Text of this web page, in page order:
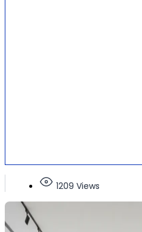
1209 Views